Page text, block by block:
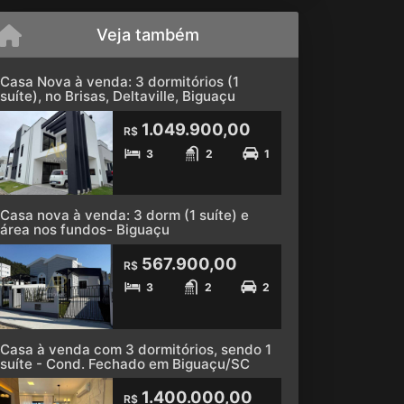
Veja também
Casa Nova à venda: 3 dormitórios (1
suíte), no Brisas, Deltaville, Biguaçu
R$1.049.900,00
3 2 1
Casa nova à venda: 3 dorm (1 suíte) e
área nos fundos- Biguaçu
R$567.900,00
3 2 2
Casa à venda com 3 dormitórios, sendo 1
suíte - Cond. Fechado em Biguaçu/SC
R$1.400.000,00